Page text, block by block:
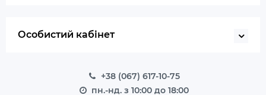
Особистий кабінет
+38 (067) 617-10-75
пн.-нд. з 10:00 до 18:00